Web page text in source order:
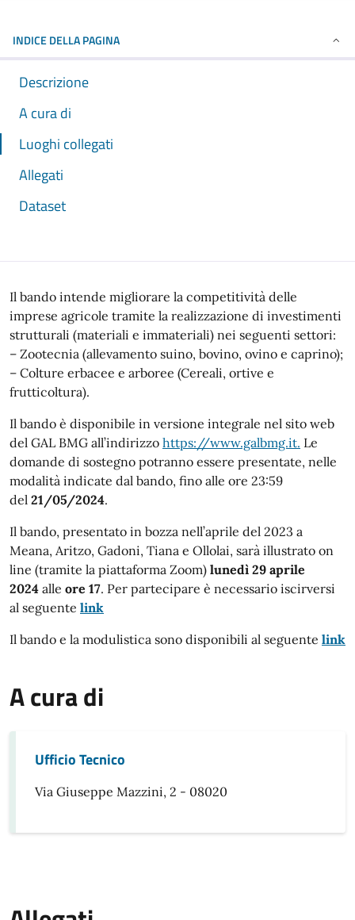
INDICE DELLA PAGINA
Descrizione
A cura di
Luoghi collegati
Allegati
Dataset
Il bando intende migliorare la competitività delle
imprese agricole tramite la realizzazione di investimenti
strutturali (materiali e immateriali) nei seguenti settori:
– Zootecnia (allevamento suino, bovino, ovino e caprino);
– Colture erbacee e arboree (Cereali, ortive e
frutticoltura).
Il bando è disponibile in versione integrale nel sito web
del GAL BMG all’indirizzo https://www.galbmg.it. Le
domande di sostegno potranno essere presentate, nelle
modalità indicate dal bando, fino alle ore 23:59
del 21/05/2024.
Il bando, presentato in bozza nell’aprile del 2023 a
Meana, Aritzo, Gadoni, Tiana e Ollolai, sarà illustrato on
line (tramite la piattaforma Zoom) lunedì 29 aprile
2024 alle ore 17. Per partecipare è necessario iscirversi
al seguente link
Il bando e la modulistica sono disponibili al seguente link
A cura di
Ufficio Tecnico
Via Giuseppe Mazzini, 2 - 08020